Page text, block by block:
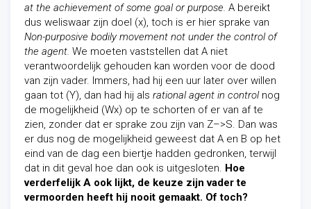
at the achievement of some goal or purpose. A bereikt
dus weliswaar zijn doel (x), toch is er hier sprake van
Non-purposive bodily movement not under the control of
the agent. We moeten vaststellen dat A niet
verantwoordelijk gehouden kan worden voor de dood
van zijn vader. Immers, had hij een uur later over willen
gaan tot (Y), dan had hij als rational agent in control nog
de mogelijkheid (Wx) op te schorten of er van af te
zien, zonder dat er sprake zou zijn van Z–>S. Dan was
er dus nog de mogelijkheid geweest dat A en B op het
eind van de dag een biertje hadden gedronken, terwijl
dat in dit geval hoe dan ook is uitgesloten. Hoe
verderfelijk A ook lijkt, de keuze zijn vader te
vermoorden heeft hij nooit gemaakt. Of toch?